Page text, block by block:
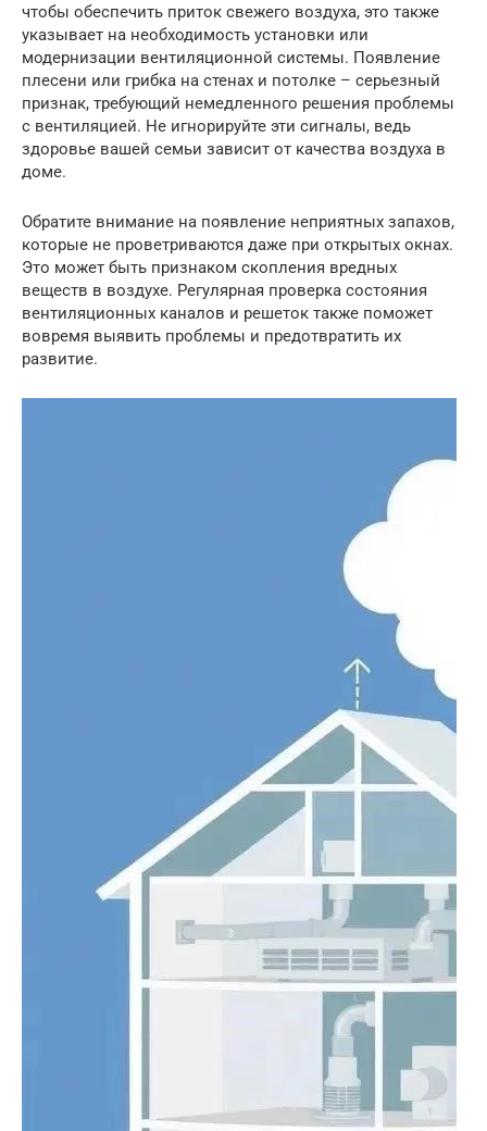
чтобы обеспечить приток свежего воздуха, это также
указывает на необходимость установки или
модернизации вентиляционной системы. Появление
плесени или грибка на стенах и потолке – серьезный
признак, требующий немедленного решения проблемы
с вентиляцией. Не игнорируйте эти сигналы, ведь
здоровье вашей семьи зависит от качества воздуха в
доме.
Обратите внимание на появление неприятных запахов,
которые не проветриваются даже при открытых окнах.
Это может быть признаком скопления вредных
веществ в воздухе. Регулярная проверка состояния
вентиляционных каналов и решеток также поможет
вовремя выявить проблемы и предотвратить их
развитие.